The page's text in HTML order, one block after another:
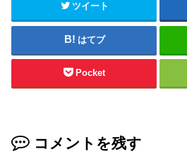
ツイート
はてブ
Pocket
コメントを残す